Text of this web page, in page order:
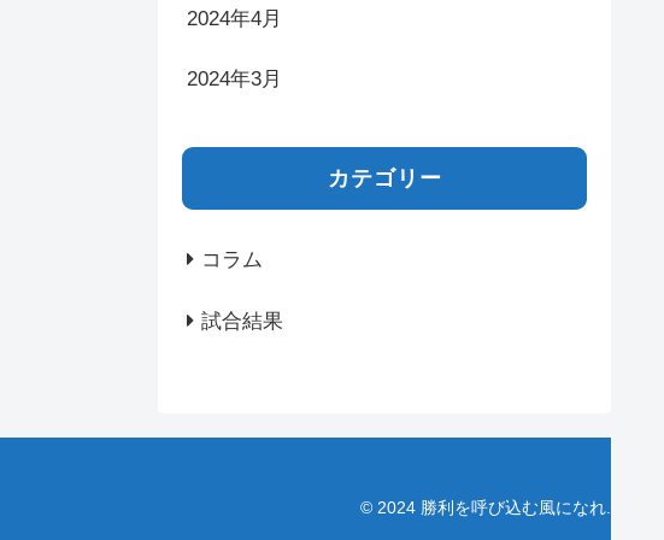
2024年4月
2024年3月
カテゴリー
コラム
試合結果
© 2024 勝利を呼び込む風になれ.